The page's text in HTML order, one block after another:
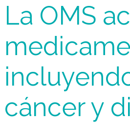
La OMS
cáncer y